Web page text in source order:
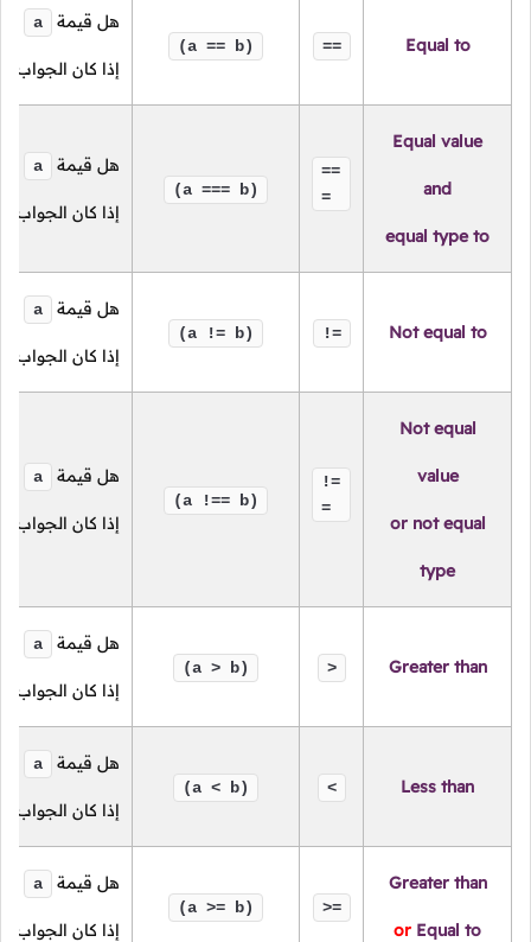
Equal to
==
(a == b)
هل قيمة a
إذا كان الجواب
Equal value
and
equal type to
==
=
(a === b)
هل قيمة a
إذا كان الجواب
Not equal to
!=
(a != b)
هل قيمة a
إذا كان الجواب
Not equal
value
or not equal
type
!=
=
(a !== b)
هل قيمة a
إذا كان الجواب
Greater than
>
(a > b)
هل قيمة a
إذا كان الجواب
Less than
<
(a < b)
هل قيمة a
إذا كان الجواب
Greater than
or Equal to
>=
(a >= b)
هل قيمة a
إذا كان الجواب